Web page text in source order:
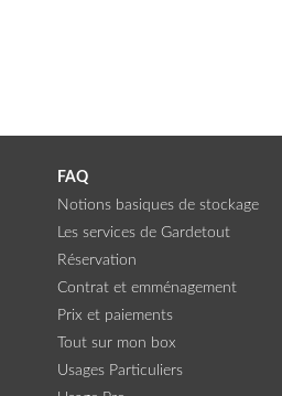
FAQ
Notions basiques de stockage
Les services de Gardetout
Réservation
Contrat et emménagement
Prix et paiements
Tout sur mon box
Usages Particuliers